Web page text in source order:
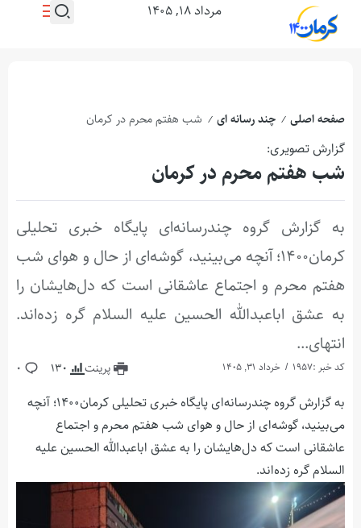
مرداد ۱۸, ۱۴۰۵
صفحه اصلی / چند رسانه ای / شب هفتم محرم در کرمان
گزارش تصویری:
شب هفتم محرم در کرمان
به گزارش گروه چندرسانه‌ای پایگاه خبری تحلیلی
کرمان۱۴۰۰؛ آنچه می‌بینید، گوشه‌ای از حال و هوای شب
هفتم محرم و اجتماع عاشقانی است که دل‌هایشان را
به عشق اباعبدالله الحسین علیه السلام گره زده‌اند.
انتهای...
کد خبر :1957 خرداد 31, 1405 پرینت 130
0
به گزارش گروه چندرسانه‌ای پایگاه خبری تحلیلی کرمان۱۴۰۰؛ آنچه
می‌بینید، گوشه‌ای از حال و هوای شب هفتم محرم و اجتماع
عاشقانی است که دل‌هایشان را به عشق اباعبدالله الحسین علیه
السلام گره زده‌اند.